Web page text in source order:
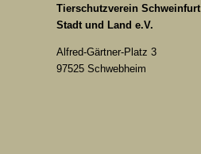
Tierschutzverein Schweinfurt
Stadt und Land e.V.
Alfred-Gärtner-Platz 3
97525 Schwebheim